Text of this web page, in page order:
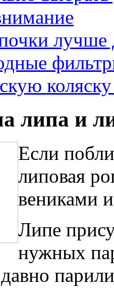
лучше
липа и
Если
липовая
вениками
Липе
нужных
давно